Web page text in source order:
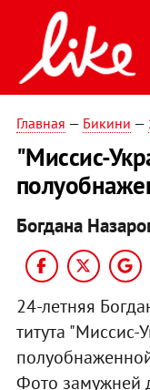
Главная — Бикини —
"Миссис-
Богдана
24-летняя
титута "Миссис-
Фото замужней